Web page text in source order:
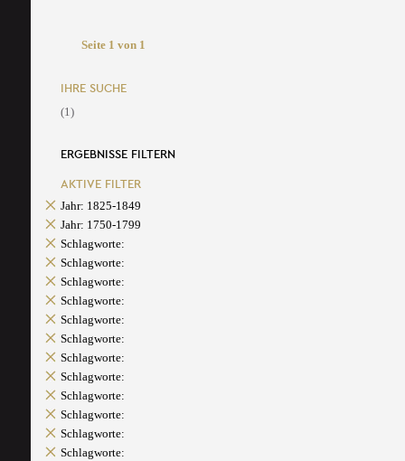
Seite 1 von 1
IHRE SUCHE
(1)
ERGEBNISSE FILTERN
AKTIVE FILTER
Jahr: 1825-1849
Jahr: 1750-1799
Schlagworte:
Schlagworte:
Schlagworte:
Schlagworte:
Schlagworte:
Schlagworte:
Schlagworte:
Schlagworte:
Schlagworte:
Schlagworte:
Schlagworte:
Schlagworte: